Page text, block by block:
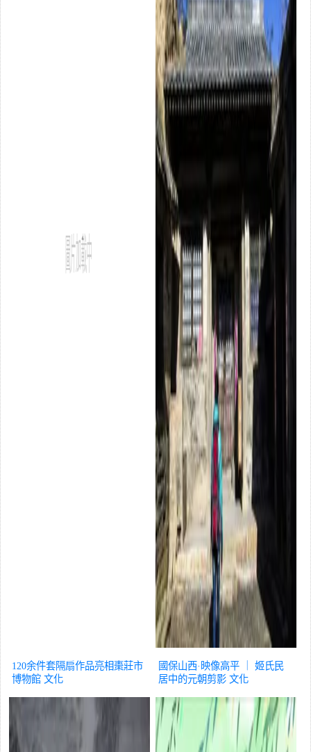
120余件套隔扇作品亮相棗莊市
博物館 文化
國保山西·映像高平 ｜ 姬氏民
居中的元朝剪影 文化